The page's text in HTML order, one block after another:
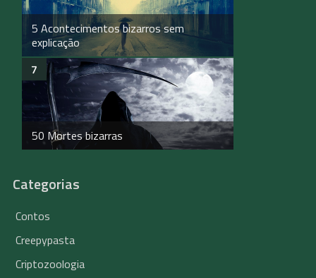
5 Acontecimentos bizarros sem
explicação
50 Mortes bizarras
Categorias
Contos
Creepypasta
Criptozoologia